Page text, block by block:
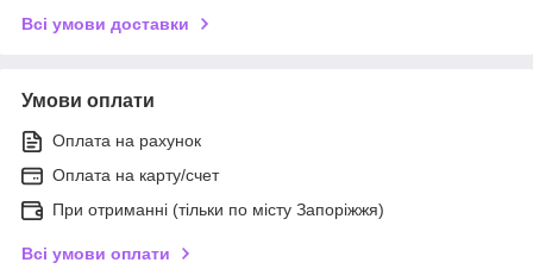
Всі умови доставки
Умови оплати
Оплата на рахунок
Оплата на карту/счет
При отриманні (тільки по місту Запоріжжя)
Всі умови оплати